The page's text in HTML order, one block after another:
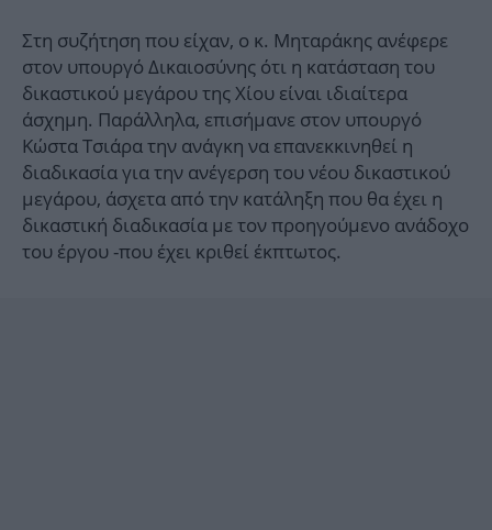
Στη συζήτηση που είχαν, ο κ. Μηταράκης ανέφερε
στον υπουργό Δικαιοσύνης ότι η κατάσταση του
δικαστικού μεγάρου της Χίου είναι ιδιαίτερα
άσχημη. Παράλληλα, επισήμανε στον υπουργό
Κώστα Τσιάρα την ανάγκη να επανεκκινηθεί η
διαδικασία για την ανέγερση του νέου δικαστικού
μεγάρου, άσχετα από την κατάληξη που θα έχει η
δικαστική διαδικασία με τον προηγούμενο ανάδοχο
του έργου -που έχει κριθεί έκπτωτος.